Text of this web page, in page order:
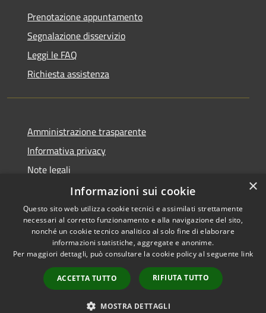
Prenotazione appuntamento
Segnalazione disservizio
Leggi le FAQ
Richiesta assistenza
Amministrazione trasparente
Informativa privacy
Note legali
Dichiarazione di accessibilità
RSS
Copyright © 2026 • Comune di
byMunicipium
Accesso
redazione
×
Informazioni sui cookie
Questo sito web utilizza cookie tecnici e assimilati strettamente
necessari al corretto funzionamento e alla navigazione del sito,
nonché un cookie tecnico analitico al solo fine di elaborare
informazioni statistiche, aggregate e anonime.
Per maggiori dettagli, può consultare la cookie policy al seguente link
ACCETTA TUTTO RIFIUTA TUTTO
MOSTRA DETTAGLI